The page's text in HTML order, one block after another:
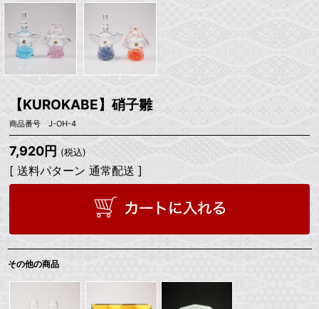
【KUROKABE】硝子雛
商品番号 J-OH-4
7,920円 (税込)
[ 送料パターン 通常配送 ]
その他の商品